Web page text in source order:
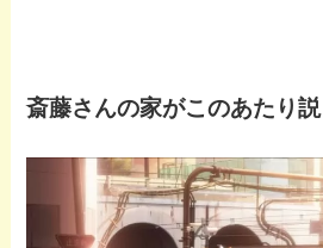
斎藤さんの家がこのあたり説